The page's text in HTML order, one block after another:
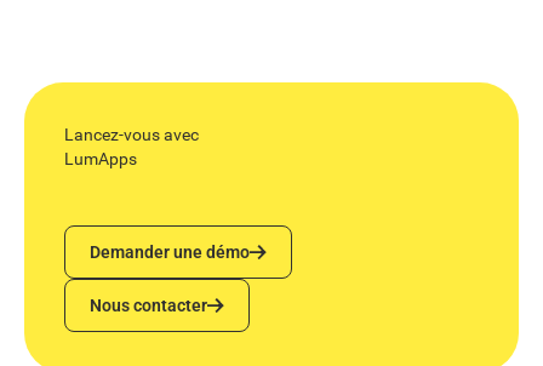
Lancez-vous avec
LumApps
Demander une démo
Demander une démo
Nous contacter
Nous contacter